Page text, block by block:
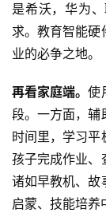
是希沃，华为
求。教育智能硬
业的必争之地。
再看家庭端。使
段。一方面，辅
时间里，学习
孩子完成作业、
诸如早教机、故
启蒙、技能培养